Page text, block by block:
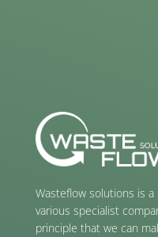
Wasteflow solutions is
various specialist
principle that we can